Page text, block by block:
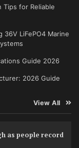
Tips for Reliable
36V LiFePO4 Marine
Guide 2026
2026 Guide
View All
as people record